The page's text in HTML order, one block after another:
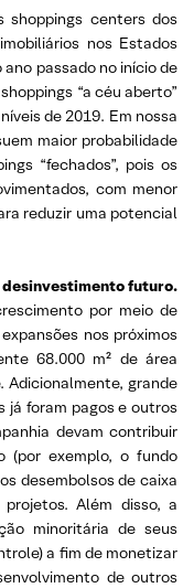
shoppings centers dos
nos Estados
ano passado no início de
“a céu aberto”
de 2019. Em nossa
maior probabilidade
“fechados”, pois os
com menor
reduzir uma potencial
desinvestimento futuro.
por meio de
nos próximos
68.000 m² de área
Adicionalmente, grande
já foram pagos e outros
devam contribuir
(por exemplo, o fundo
desembolsos de caixa
Além disso, a
minoritária de seus
a fim de monetizar
de outros